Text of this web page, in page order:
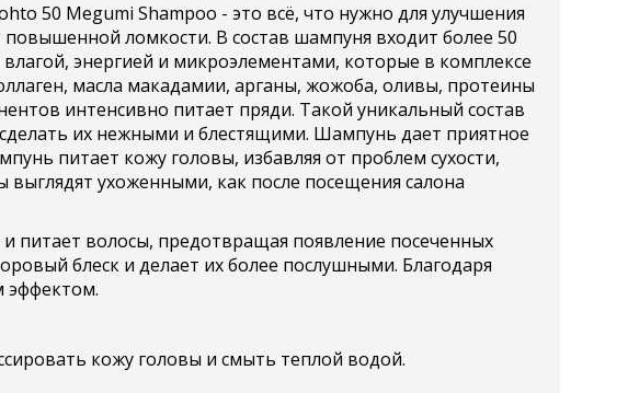
50 Megumi Shampoo - это всё, что нужно для улучшения
ломкости. В состав шампуня входит более 50
энергией и микроэлементами, которые в комплексе
масла макадамии, арганы, жожоба, оливы, протеины
интенсивно питает пряди. Такой уникальный состав
их нежными и блестящими. Шампунь дает приятное
питает кожу головы, избавляя от проблем сухости,
ухоженными, как после посещения салона
питает волосы, предотвращая появление посеченных
блеск и делает их более послушными. Благодаря
эффектом.
кожу головы и смыть теплой водой.